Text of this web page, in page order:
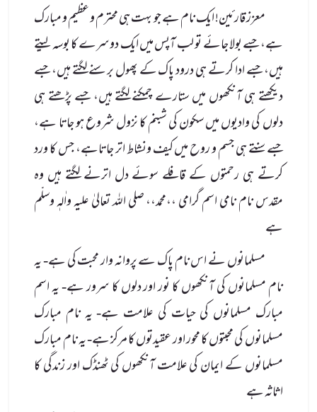
معزز قارئین! ایک نام ہے جو بہت ہی محترم و عظیم و مبارک
ہے، جسے بولا جائے تو لب آپس میں ایک دوسرے کا بوسہ لیتے
ہیں، جسے ادا کرتے ہی درود پاک کے پھول برسنے لگتے ہیں، جسے
دیکھتے ہی آنکھوں میں ستارے چمکنے لگتے ہیں، جسے پڑھتے ہی
دلوں کی وادیوں میں سکون کی شبنم کا نزول شروع ہو جاتا ہے،
جسے سنتے ہی جسم و روح میں کیف ونشاط اتر جاتاہے، جس کا ورد
کرتے ہی رحمتوں کے قافلے سوئے دل اترنے لگتے ہیں وہ
مقدس نام نامی اسم گرامی ،،محمد،، صلی الله تعالیٰ علیہ واٰلہٖ وسلّم
ہے
مسلمانوں نے اس نام پاک سے پروانہ وار محبت کی ہے- یہ
نام مسلمانوں کی آنکھوں کا نور اور دلوں کا سرور ہے- یہ اسم
مبارک مسلمانوں کی حیات کی علامت ہے- یہ نام مبارک
مسلمانوں کی محبتوں کا محور اور عقیدتوں کا مرکز ہے- یہ نام مبارک
مسلمانوں کے ایمان کی علامت آنکھوں کی ٹھنڈک اور زندگی کا
اثاثہ ہے